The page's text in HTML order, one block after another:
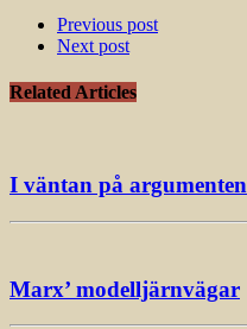
Previous post
Next post
Related Articles
I väntan på argumenten
Marx’ modelljärnvägar